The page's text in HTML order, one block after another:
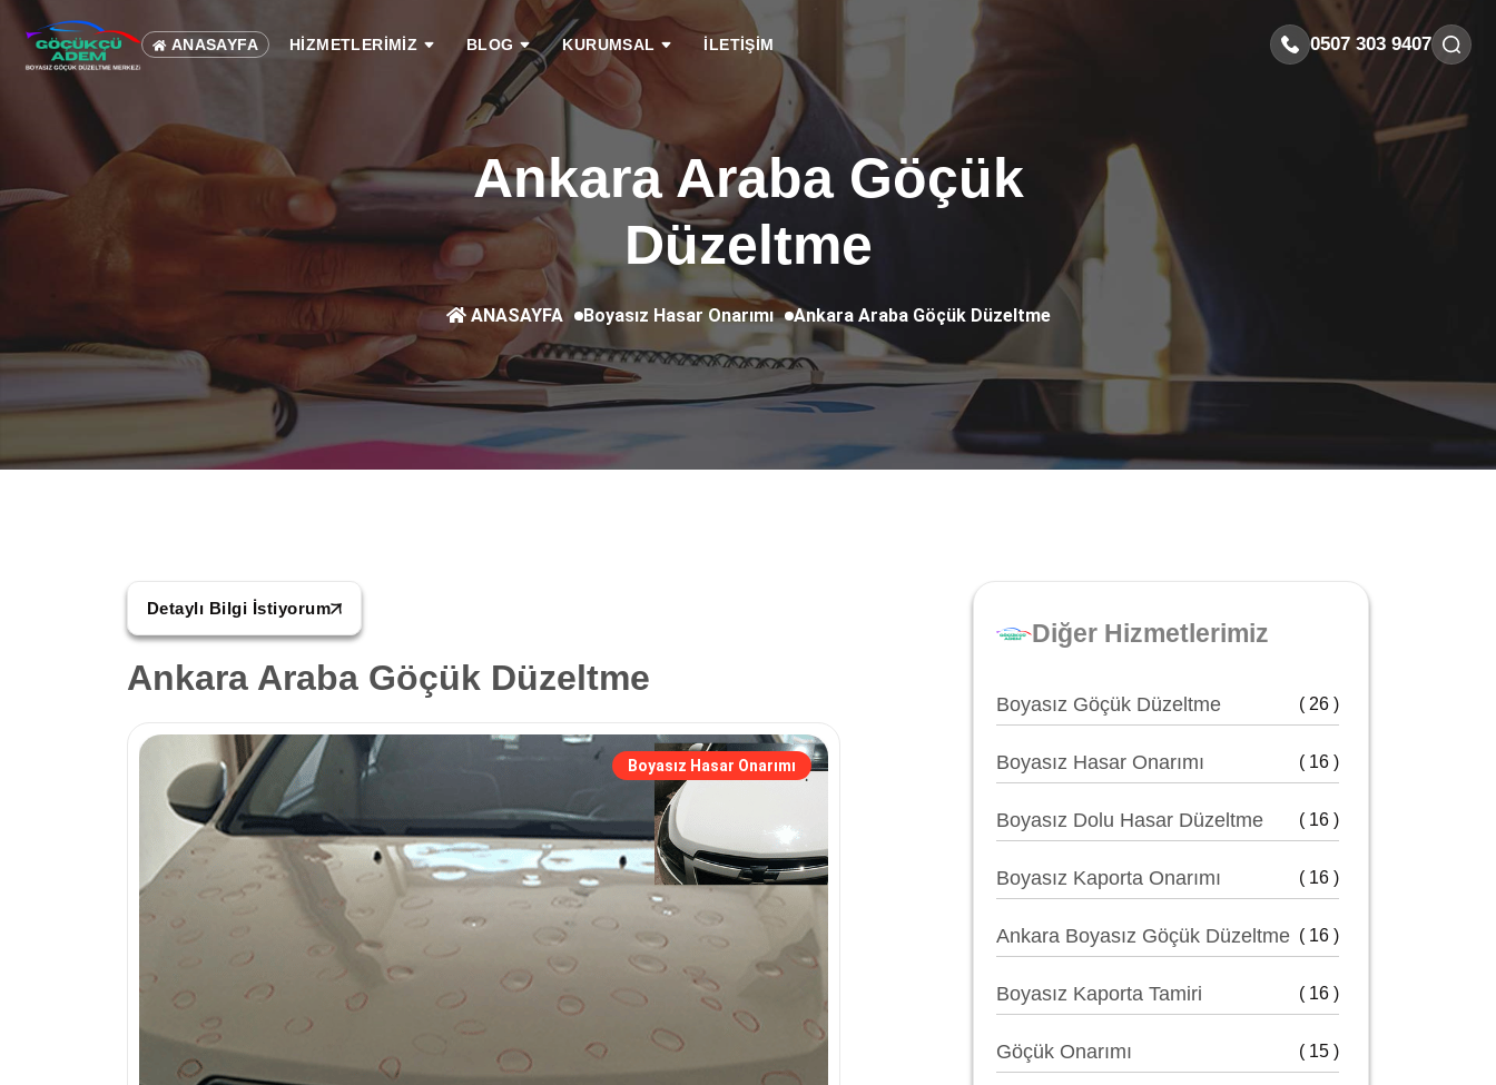
ANASAYFA HİZMETLERİMİZ BLOG KURUMSAL İLETİŞİM 0507 303 9407
Ankara Araba Göçük
Düzeltme
ANASAYFA Boyasız Hasar Onarımı Ankara Araba Göçük Düzeltme
Detaylı Bilgi İstiyorum
Ankara Araba Göçük Düzeltme
Boyasız Hasar Onarımı
Diğer Hizmetlerimiz
Boyasız Göçük Düzeltme ( 26 )
Boyasız Hasar Onarımı ( 16 )
Boyasız Dolu Hasar Düzeltme ( 16 )
Boyasız Kaporta Onarımı ( 16 )
Ankara Boyasız Göçük Düzeltme ( 16 )
Boyasız Kaporta Tamiri ( 16 )
Göçük Onarımı ( 15 )